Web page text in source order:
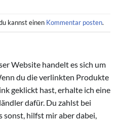
kannst einen Kommentar posten.
Website handelt es sich um
du die verlinkten Produkte
geklickt hast, erhalte ich eine
dafür. Du zahlst bei
sonst, hilfst mir aber dabei,